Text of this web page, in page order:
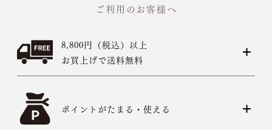
ご利用のお客様へ
8,800円（税込）以上
お買上げで送料無料
ポイントがたまる・使える